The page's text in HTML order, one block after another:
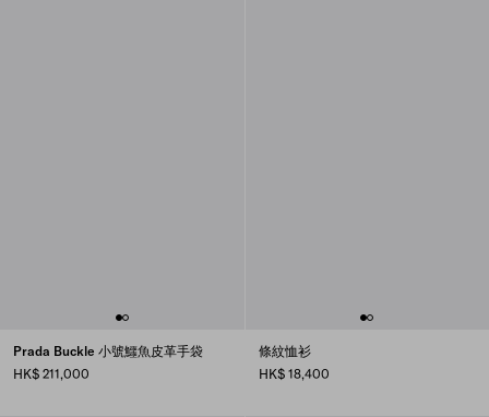
Prada Buckle 小號鱷魚皮革手袋
HK$ 211,000
條紋恤衫
HK$ 18,400